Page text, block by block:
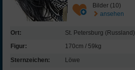
Bilder (10)
ansehen
Ort:
St. Petersburg (Russland)
Figur:
170cm / 59kg
Sternzeichen:
Löwe